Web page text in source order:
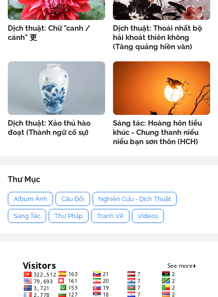
Dịch thuật: Chữ "canh /
cánh" 更
Dịch thuật: Thoái nhất bộ
hải khoát thiên không
(Tăng quảng hiền văn)
Dịch thuật: Xảo thủ hào
đoạt (Thành ngữ cố sự)
Sáng tác: Hoàng hôn tiểu
khúc - Chung thanh niểu
niểu bạn sơn thôn (HCH)
Thư Mục
Album Ảnh Câu Đối Nghiên Cứu - Dịch Thuật
Sáng Tác Thư Pháp Tranh Vẽ Videos